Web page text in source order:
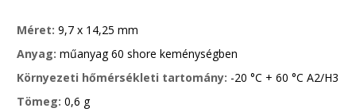
Méret: 9,7 x 14,25 mm
Anyag: műanyag 60 shore keménységben
Környezeti hőmérsékleti tartomány: -20 °C + 60 °C A2/H3
Tömeg: 0,6 g